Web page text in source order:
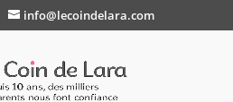
info@lecoindelara.com